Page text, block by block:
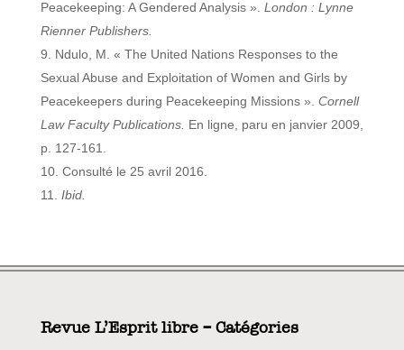
Peacekeeping: A Gendered Analysis ». London : Lynne
Rienner Publishers.
Ndulo, M. « The United Nations Responses to the
Sexual Abuse and Exploitation of Women and Girls by
Peacekeepers during Peacekeeping Missions ». Cornell
Law Faculty Publications. En ligne, paru en janvier 2009,
p. 127-161.
Consulté le 25 avril 2016.
Ibid.
Revue L’Esprit libre – Catégories